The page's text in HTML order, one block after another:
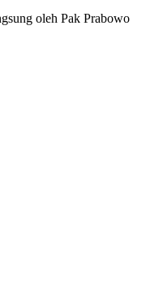
oleh Pak Prabowo